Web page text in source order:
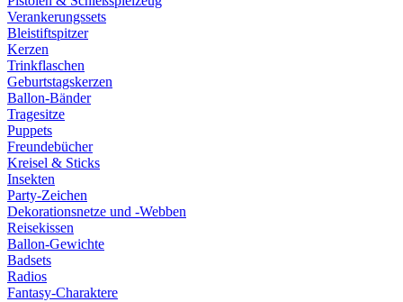
Verankerungssets
Bleistiftspitzer
Kerzen
Trinkflaschen
Geburtstagskerzen
Ballon-Bänder
Tragesitze
Puppets
Freundebücher
Kreisel & Sticks
Insekten
Party-Zeichen
Dekorationsnetze und -Webben
Reisekissen
Ballon-Gewichte
Badsets
Radios
Fantasy-Charaktere